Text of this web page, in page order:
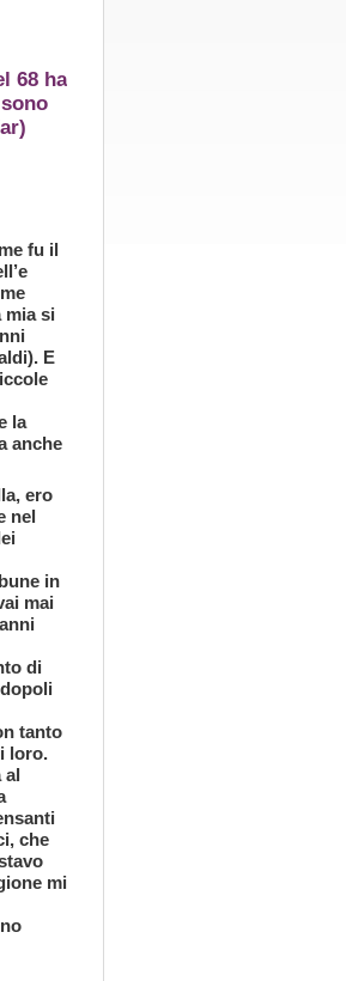
68 ha
fu il
mia si
E
la
anche
ero
nel
in
mai
di
tanto
loro.
al
che
mi